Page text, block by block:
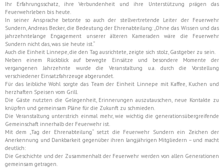
Ihr Erfahrungsschatz, ihre Verbundenheit und ihre Unterstützung prägen das
Feuerwehrleben bis heute.
In seiner Ansprache betonte so auch der stellvertretende Leiter der Feuerwehr
Sundern, Andreas Becker, die Bedeutung der Ehrenabteilung: „Ohne das Wissen und das
jahrzehntelange Engagement unserer älteren Kameraden wäre die Feuerwehr
Sundern nicht das, was sie heute ist.“
Auch die Einheit Linnepe, die den Tag ausrichtete, zeigte sich stolz, Gastgeber zu sein.
Neben einem Rückblick auf bewegte Einsätze und besondere Momente der
vergangenen Jahrzehnte wurde die Veranstaltung u.a. durch die Vorstellung
verschiedener Einsatzfahrzeuge abgerundet.
Für das leibliche Wohl sorgte das Team der Einheit Linnepe mit Kaffee, Kuchen und
herzhaften Speisen vom Grill.
Die Gäste nutzten die Gelegenheit, Erinnerungen auszutauschen, neue Kontakte zu
knüpfen und gemeinsam Pläne für die Zukunft zu schmieden.
Die Veranstaltung unterstrich einmal mehr, wie wichtig die generationsübergreifende
Gemeinschaft innerhalb der Feuerwehr ist.
Mit dem „Tag der Ehrenabteilung“ setzt die Feuerwehr Sundern ein Zeichen der
Anerkennung und Dankbarkeit gegenüber ihren langjährigen Mitgliedern – und macht
deutlich:
Die Geschichte und der Zusammenhalt der Feuerwehr werden von allen Generationen
gemeinsam getragen.